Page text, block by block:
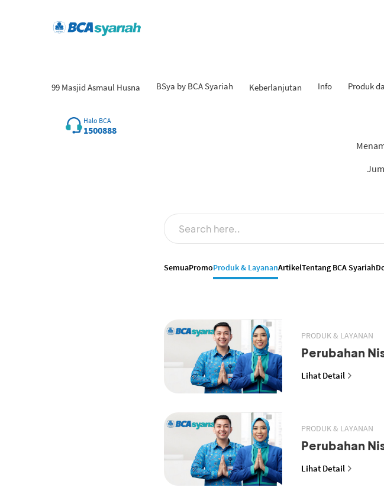
99 Masjid Asmaul Husna BSya by BCA Syariah Keberlanjutan Info Produk
Halo BCA
1500888
SemuaPromoProduk & LayananArtikelTentang BCA Syariah
PRODUK & LAYANAN
Perubahan
Lihat Detail
PRODUK & LAYANAN
Perubahan
Lihat Detail